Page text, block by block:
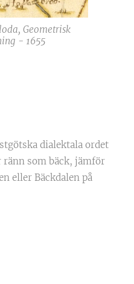
Geometrisk
- 1655
dialektala ordet
som bäck, jämför
eller Bäckdalen på